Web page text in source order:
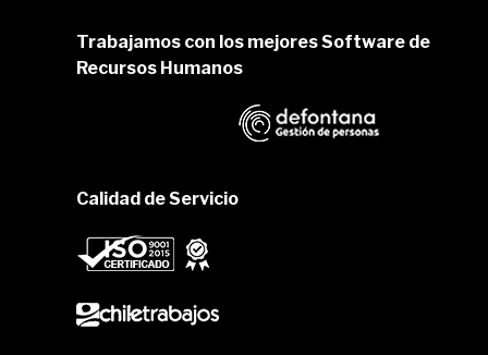
Trabajamos con los mejores Software de
Recursos Humanos
Calidad de Servicio